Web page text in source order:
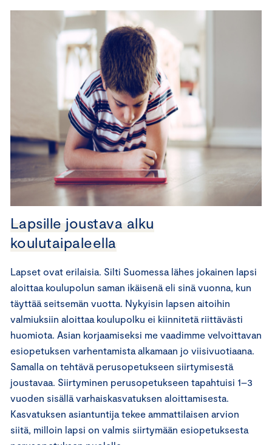
Lapsille joustava alku
koulutaipaleella
Lapset ovat erilaisia. Silti Suomessa lähes jokainen lapsi
aloittaa koulupolun saman ikäisenä eli sinä vuonna, kun
täyttää seitsemän vuotta. Nykyisin lapsen aitoihin
valmiuksiin aloittaa koulupolku ei kiinnitetä riittävästi
huomiota. Asian korjaamiseksi me vaadimme velvoittavan
esiopetuksen varhentamista alkamaan jo viisivuotiaana.
Samalla on tehtävä perusopetukseen siirtymisestä
joustavaa. Siirtyminen perusopetukseen tapahtuisi 1–3
vuoden sisällä varhaiskasvatuksen aloittamisesta.
Kasvatuksen asiantuntija tekee ammattilaisen arvion
siitä, milloin lapsi on valmis siirtymään esiopetuksesta